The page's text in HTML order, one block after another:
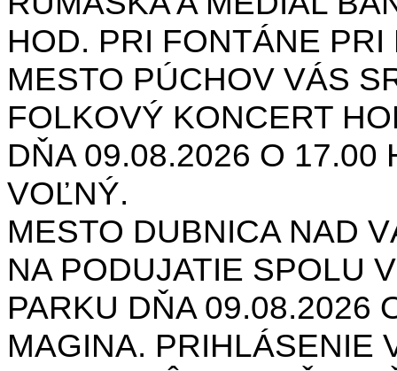
HOD. PRI FONTÁNE PRI
MESTO PÚCHOV VÁS
FOLKOVÝ KONCERT
DŇA 09.08.2026 O 17.00
VOĽNÝ.
MESTO DUBNICA NAD
NA PODUJATIE SPOLU
PARKU DŇA 09.08.2026
MAGINA. PRIHLÁSENIE